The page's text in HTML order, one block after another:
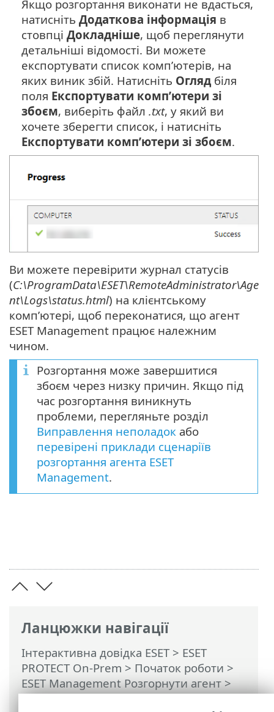
Ланцюжки навігації
Інтерактивна довідка ESET> ESET
PROTECT On-Prem > Початок роботи >
ESET Management Pозгорнути агент>
Віддалене розгортання>ESET Remote
Якщо розгортання виконати не вдасться,
натисніть Додаткова інформація в
стовпці Докладніше, щоб переглянути
детальніші відомості. Ви можете
експортувати список комп’ютерів, на
яких виник збій. Натисніть Огляд біля
поля Експортувати комп’ютери зі
збоєм, виберіть файл .txt, у який ви
хочете зберегти список, і натисніть
Експортувати комп’ютери зі збоєм.
Ви можете перевірити журнал статусів
(C:\ProgramData\ESET\RemoteAdministrator\Age
nt\Logs\status.html) на клієнтському
комп’ютері, щоб переконатися, що агент
ESET Management працює належним
чином.
Розгортання може завершитися
збоєм через низку причин. Якщо під
час розгортання виникнуть
проблеми, перегляньте розділ
Виправлення неполадок або
перевірені приклади сценаріїв
розгортання агента ESET
Management.